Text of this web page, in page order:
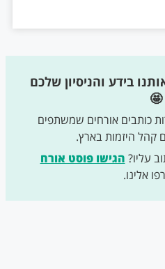
בידע והניסיון שלכם
🤩
כותבים אורחים שמשתפים
היזמות בארץ.
עליו? הגישו פוסט אורח
אלינו.